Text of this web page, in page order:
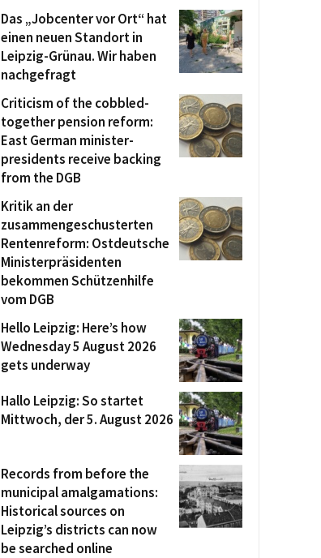
Das „Jobcenter vor Ort“ hat
einen neuen Standort in
Leipzig-Grünau. Wir haben
nachgefragt
Criticism of the cobbled-
together pension reform:
East German minister-
presidents receive backing
from the DGB
Kritik an der
zusammengeschusterten
Rentenreform: Ostdeutsche
Ministerpräsidenten
bekommen Schützenhilfe
vom DGB
Hello Leipzig: Here’s how
Wednesday 5 August 2026
gets underway
Hallo Leipzig: So startet
Mittwoch, der 5. August 2026
Records from before the
municipal amalgamations:
Historical sources on
Leipzig’s districts can now
be searched online